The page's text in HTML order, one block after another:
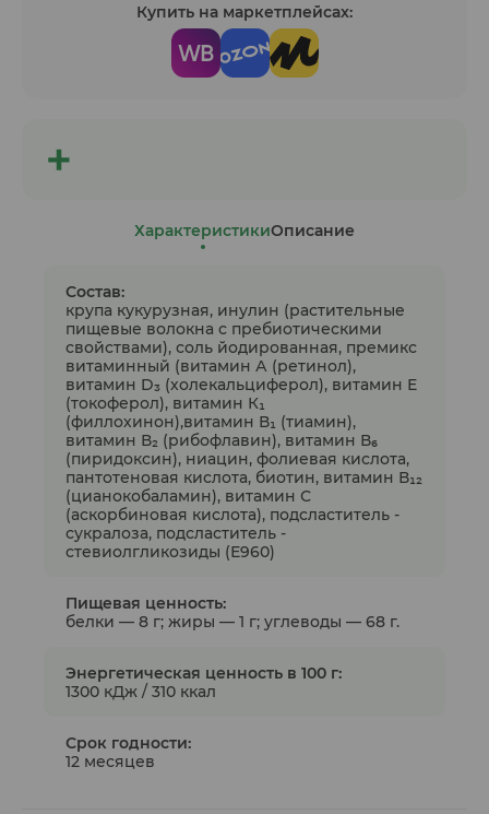
Купить на маркетплейсах:
ХарактеристикиОписание
Состав:
крупа кукурузная, инулин (растительные
пищевые волокна с пребиотическими
свойствами), соль йодированная, премикс
витаминный (витамин А (ретинол),
витамин D₃ (холекальциферол), витамин Е
(токоферол), витамин К₁
(филлохинон),витамин В₁ (тиамин),
витамин В₂ (рибофлавин), витамин В₆
(пиридоксин), ниацин, фолиевая кислота,
пантотеновая кислота, биотин, витамин В₁₂
(цианокобаламин), витамин С
(аскорбиновая кислота), подсластитель -
сукралоза, подсластитель -
стевиолгликозиды (Е960)
Пищевая ценность:
белки — 8 г; жиры — 1 г; углеводы — 68 г.
Энергетическая ценность в 100 г:
1300 кДж / 310 ккал
Срок годности:
12 месяцев